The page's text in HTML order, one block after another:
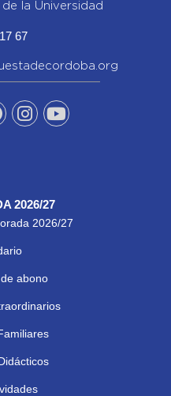
la Universidad
67
2026/27
2026/27
abono